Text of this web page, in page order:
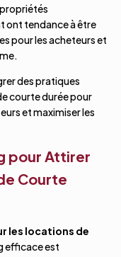
ont tendance à être
pour les acheteurs et
des pratiques
courte durée pour
et maximiser les
pour Attirer
Courte
les locations de
efficace est